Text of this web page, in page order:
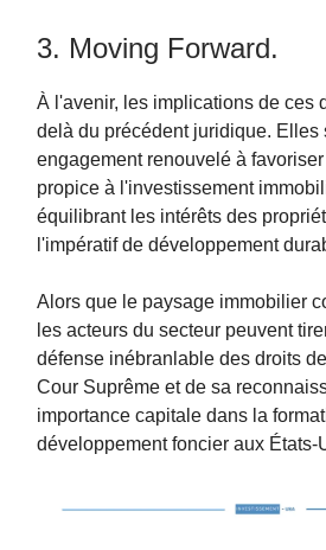
3. Moving Forward.
À l'avenir, les implications de ces
delà du précédent juridique. Elles
engagement renouvelé à
propice à l'investissement
équilibrant les intérêts des
l'impératif de développement
Alors que le paysage immobilier
les acteurs du secteur peuvent
défense inébranlable des droits
Cour Suprême et de sa
importance capitale dans la
développement foncier aux États-